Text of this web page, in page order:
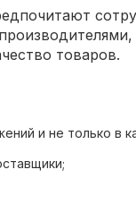
товаров.
и не только в